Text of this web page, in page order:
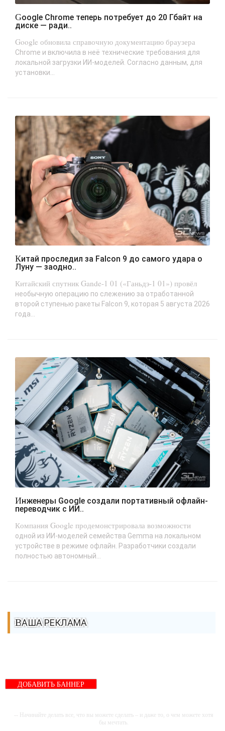
Google Chrome теперь потребует до 20 Гбайт на
диске — ради..
Google обновила справочную документацию браузера
Chrome и включила в неё технические требования для
локальной загрузки ИИ-моделей. Согласно данным, для
установки...
Китай проследил за Falcon 9 до самого удара о
Луну — заодно..
Китайский спутник Gande-1 01 («Ганьдэ-1 01») провёл
необычную операцию по слежению за отработанной
второй ступенью ракеты Falcon 9, которая 5 августа 2026
года...
Инженеры Google создали портативный офлайн-
переводчик с ИИ..
Компания Google продемонстрировала возможности
одной из ИИ-моделей семейства Gemma на локальном
устройстве в режиме офлайн. Разработчики создали
полностью автономный...
ВАША РЕКЛАМА
ДОБАВИТЬ БАННЕР
-- Начинайте делать все, что вы можете сделать – и даже то, о чем можете хотя
бы мечтать.